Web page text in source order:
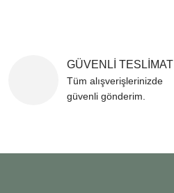
GÜVENLİ TESLİMAT
Tüm alışverişlerinizde
güvenli gönderim.